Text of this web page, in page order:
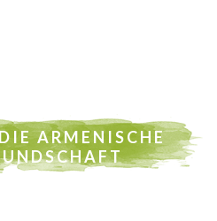
Cafés und
ARMENISCHE